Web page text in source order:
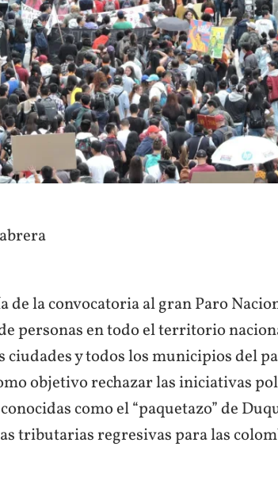
de la convocatoria al gran Paro
personas en todo el territorio
y todos los municipios del
objetivo rechazar las iniciativas
como el “paquetazo” de
tributarias regresivas para las